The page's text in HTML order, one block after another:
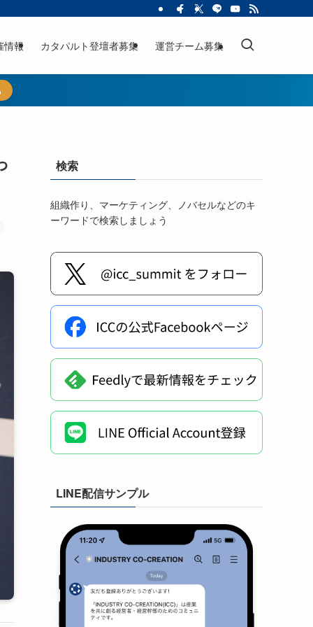
情報 カタパルト登壇者募集 運営チーム募集
検索
組織作り、マーケティング、ノバセルなどのキ
ーワードで検索しましょう
LINE配信サンプル